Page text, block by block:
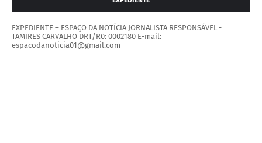
EXPEDIENTE – ESPAÇO DA NOTÍCIA JORNALISTA RESPONSÁVEL -
TAMIRES CARVALHO DRT/R0: 0002180 E-mail:
espacodanoticia01@gmail.com